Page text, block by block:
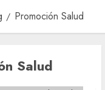
Promoción Salud
Salud